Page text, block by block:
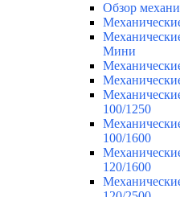
Обзор
Мини
100/1250
100/1600
120/1600